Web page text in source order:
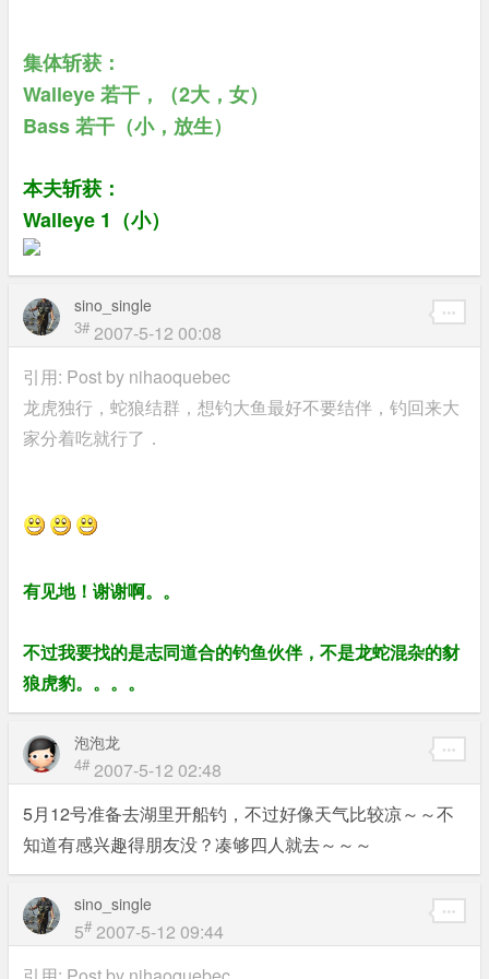
集体斩获：
Walleye 若干，（2大，女）
Bass 若干（小，放生）
本夫斩获：
Walleye 1（小）
sino_single
3# 2007-5-12 00:08
引用: Post by nihaoquebec
龙虎独行，蛇狼结群，想钓大鱼最好不要结伴，钓回来大
家分着吃就行了．
有见地！谢谢啊。。
不过我要找的是志同道合的钓鱼伙伴，不是龙蛇混杂的豺
狼虎豹。。。。
泡泡龙
4# 2007-5-12 02:48
5月12号准备去湖里开船钓，不过好像天气比较凉～～不
知道有感兴趣得朋友没？凑够四人就去～～～
sino_single
5# 2007-5-12 09:44